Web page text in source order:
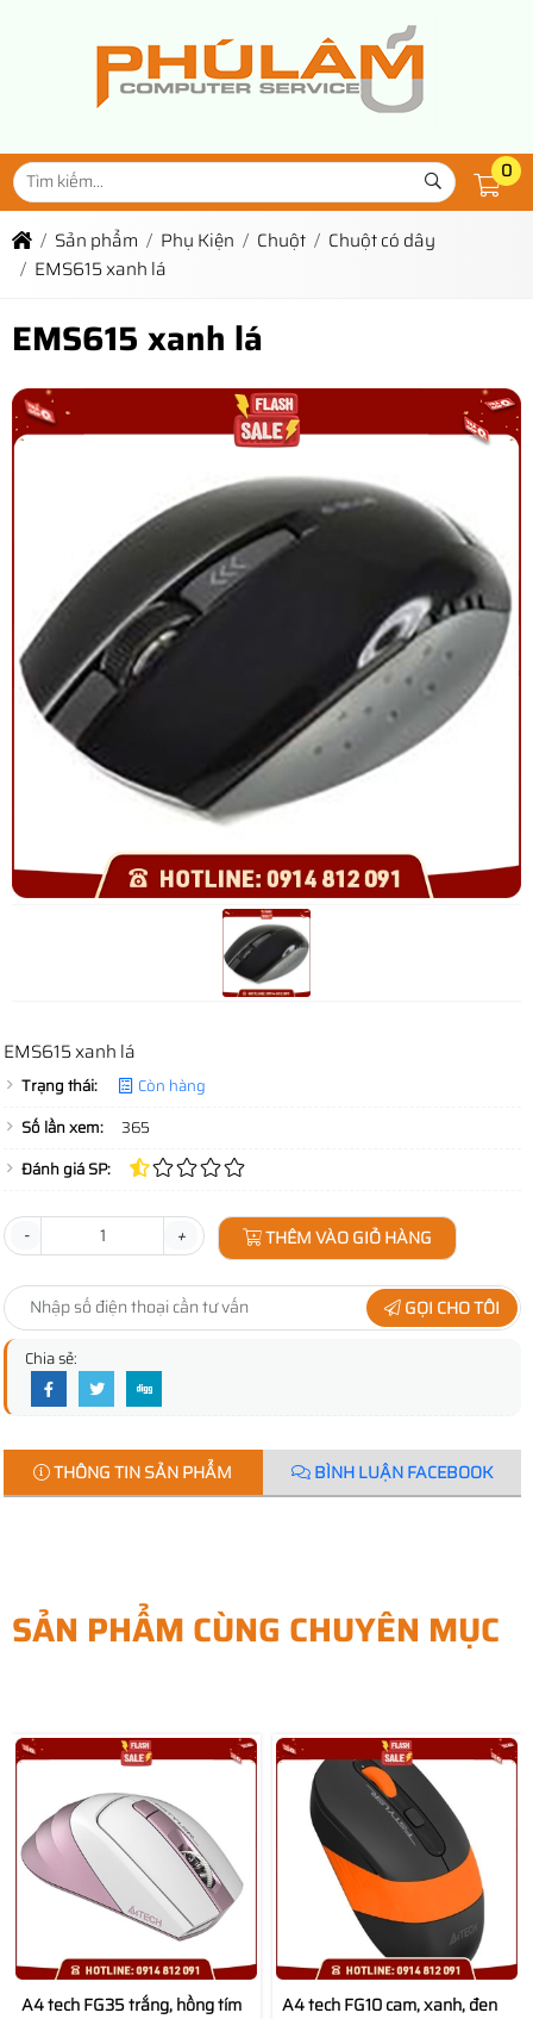
0
Sản phẩm Phụ Kiện Chuột
Chuột có dây
EMS615 xanh lá
EMS615 xanh lá
EMS615 xanh lá
Trạng thái:
Còn hàng
Số lần xem:
365
Đánh giá SP:
- + THÊM VÀO GIỎ HÀNG
GỌI CHO TÔI
Chia sẻ:
THÔNG TIN SẢN PHẨM BÌNH LUẬN FACEBOOK
SẢN PHẨM CÙNG CHUYÊN MỤC
A4 tech FG35 trắng, hồng tím A4 tech FG10 cam, xanh, đen